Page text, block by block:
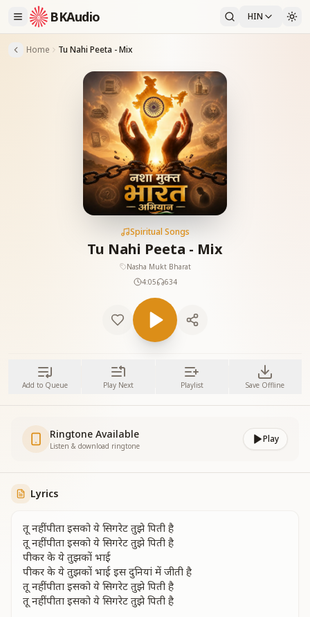
BKAudio HIN
Home Tu Nahi Peeta - Mix
Spiritual Songs
Tu Nahi Peeta - Mix
Nasha Mukt Bharat
4:05
634
Add to Queue Play Next Playlist Save Offline
Ringtone Available
Listen & download ringtone
Play
Lyrics
तू नहीं पीता इसको ये सिगरेट तुझे पिती है
तू नहीं पीता इसको ये सिगरेट तुझे पिती है
पीकर के ये तुझकों भाई
पीकर के ये तुझकों भाई इस दुनियां में जीती है
तू नहीं पीता इसको ये सिगरेट तुझे पिती है
तू नहीं पीता इसको ये सिगरेट तुझे पिती है